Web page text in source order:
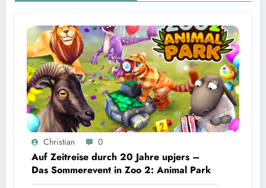
Christian 0
Auf Zeitreise durch 20 Jahre upjers –
Das Sommerevent in Zoo 2: Animal Park